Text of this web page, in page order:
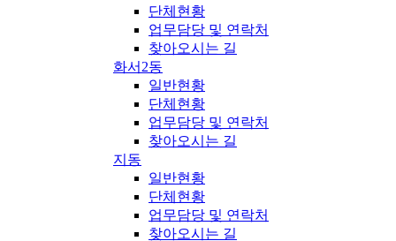
단체현황
업무담당 및 연락처
찾아오시는 길
화서2동
일반현황
단체현황
업무담당 및 연락처
찾아오시는 길
지동
일반현황
단체현황
업무담당 및 연락처
찾아오시는 길